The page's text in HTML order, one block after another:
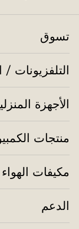
تسوق
التلفزيونات /
الأجهزة
منتجات
مكيفات الهواء
الدعم